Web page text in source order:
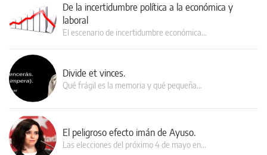
De la incertidumbre política a la económica y
laboral
El escenario de incertidumbre económica…
Divide et vinces.
Qué frágil es la memoria y qué pequeña…
El peligroso efecto imán de Ayuso.
Las elecciones del próximo 4 de mayo en…